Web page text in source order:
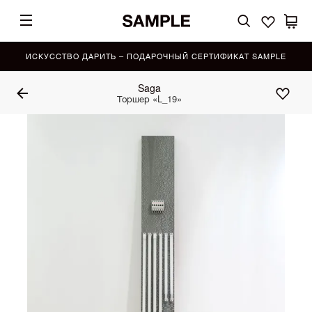
ИСКУССТВО ДАРИТЬ – ПОДАРОЧНЫЙ СЕРТИФИКАТ SAMPLE
Saga
Торшер «L_19»